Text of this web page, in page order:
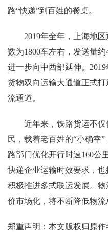
路“快递”到百姓的餐桌。
2019年全年，上海地
数为1800车左右，发送量
进一步向中西部延伸。
货物双向运输大通道正式
流通道。
近年来，铁路货运不
民，载着老百姓的“小确幸
路部门优化开行时速160公
快递企业运输时效要求，也
积极推进多式联运发展。
价市场化，将不断降低物流
郑重声明：本文版权归原